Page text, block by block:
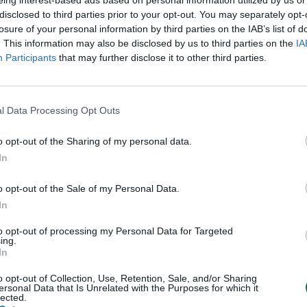
to third parties prior to your opt-out. You may separately
of your personal information by third parties on the IAB’s list of
This information may also be disclosed by us to third parties on the
Participants that may further disclose it to other third parties.
Data Processing Opt Outs
opt-out of the Sharing of my personal data.
opt-out of the Sale of my Personal Data.
opt-out of processing my Personal Data for Targeted
opt-out of Collection, Use, Retention, Sale, and/or Sharing
Data that Is Unrelated with the Purposes for which it
Visi įrašai
į
00:21:19
„Žinios“ 2026-08-08
Laidos | Žinios
ir
Dronai Vokietijoje kelia vis daugiau
Žinios Pasaulis
K.